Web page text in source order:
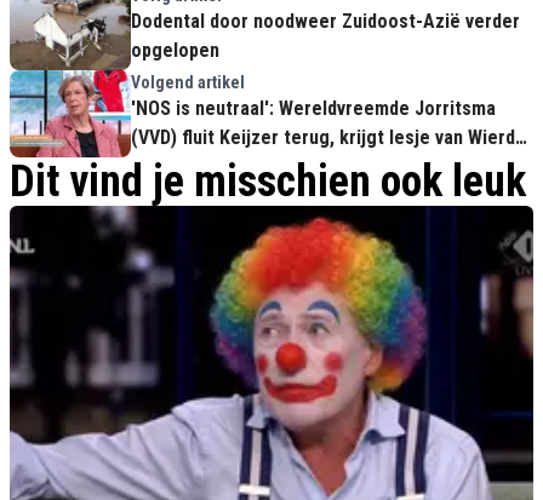
Dodental door noodweer Zuidoost-Azië verder
opgelopen
Volgend artikel
'NOS is neutraal': Wereldvreemde Jorritsma
(VVD) fluit Keijzer terug, krijgt lesje van Wierd
Duk
Dit vind je misschien ook leuk